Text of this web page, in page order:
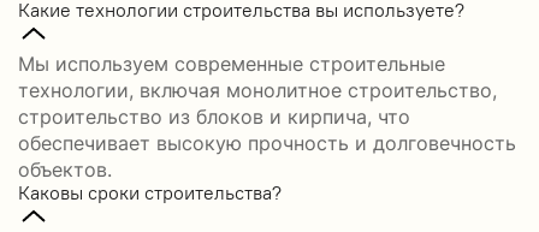
Какие технологии строительства вы используете?
Мы используем современные строительные
технологии, включая монолитное строительство,
строительство из блоков и кирпича, что
обеспечивает высокую прочность и долговечность
объектов.
Каковы сроки строительства?